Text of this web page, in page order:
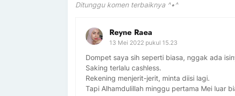
Ditunggu komen terbaiknya ^•^
Reyne Raea
13 Mei 2022 pukul 15.23
Dompet saya sih seperti biasa, nggak ada
Saking terlalu cashless.
Rekening menjerit-jerit, minta diisi lagi.
Tapi Alhamdulillah minggu pertama Mei luar